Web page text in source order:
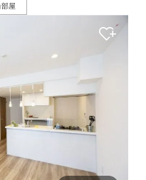
部屋